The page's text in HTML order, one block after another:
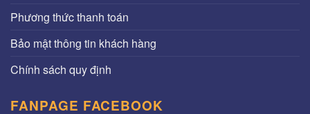
Phương thức thanh toán
Bảo mật thông tin khách hàng
Chính sách quy định
FANPAGE FACEBOOK